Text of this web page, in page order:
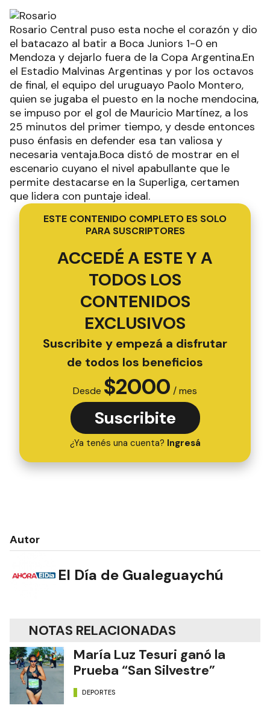
Rosario Central puso esta noche el corazón y dio
el batacazo al batir a Boca Juniors 1-0 en
Mendoza y dejarlo fuera de la Copa Argentina.En
el Estadio Malvinas Argentinas y por los octavos
de final, el equipo del uruguayo Paolo Montero,
quien se jugaba el puesto en la noche mendocina,
se impuso por el gol de Mauricio Martínez, a los
25 minutos del primer tiempo, y desde entonces
puso énfasis en defender esa tan valiosa y
necesaria ventaja.Boca distó de mostrar en el
escenario cuyano el nivel apabullante que le
permite destacarse en la Superliga, certamen
que lidera con puntaje ideal.
ESTE CONTENIDO COMPLETO ES SOLO
PARA SUSCRIPTORES
ACCEDÉ A ESTE Y A
TODOS LOS
CONTENIDOS
EXCLUSIVOS
Suscribite y empezá a disfrutar
de todos los beneficios
Desde $2000 / mes
Suscribite
¿Ya tenés una cuenta? Ingresá
Autor
El Día de Gualeguaychú
NOTAS RELACIONADAS
María Luz Tesuri ganó la
Prueba “San Silvestre”
DEPORTES